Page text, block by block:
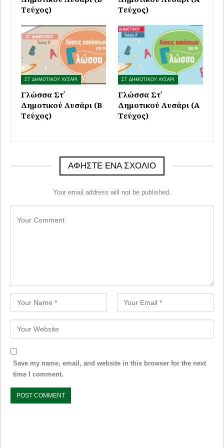
Τεύχος)
Τεύχος)
ΣΤ ΔΗΜΟΤΙΚΟΥ ΛΥΣΑΡΙ
Γλώσσα Στ΄
Δημοτικού Λυσάρι (Β
Τεύχος)
ΣΤ ΔΗΜΟΤΙΚΟΥ ΛΥΣΑΡΙ
Γλώσσα Στ΄
Δημοτικού Λυσάρι (Α
Τεύχος)
ΑΦΉΣΤΕ ΈΝΑ ΣΧΌΛΙΟ
Your email address will not be published.
Save my name, email, and website in this browser for the next
time I comment.